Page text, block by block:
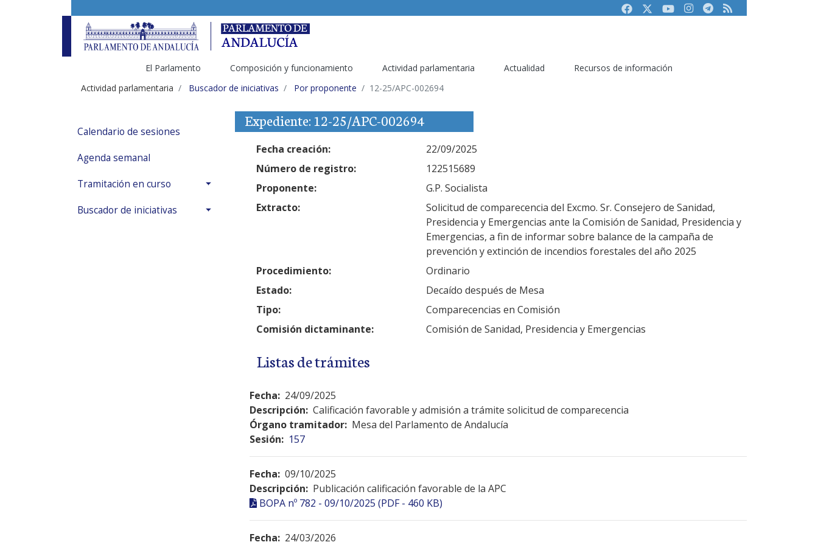
FacebookTwitterYoutubeInstagram
Telegram
RSS
El Parlamento Composición y funcionamiento Actividad parlamentaria Actualidad
Recursos de información
Actividad parlamentaria
Buscador de iniciativas Por proponente 12-25/APC-002694
Calendario de sesiones
Agenda semanal
Tramitación en curso
Buscador de iniciativas
Expediente: 12-25/APC-002694
Fecha creación:
22/09/2025
Número de registro:
122515689
Proponente:
G.P. Socialista
Extracto:
Solicitud de comparecencia del Excmo. Sr. Consejero de Sanidad,
Presidencia y Emergencias ante la Comisión de Sanidad, Presidencia y
Emergencias, a fin de informar sobre balance de la campaña de
prevención y extinción de incendios forestales del año 2025
Procedimiento:
Ordinario
Estado:
Decaído después de Mesa
Tipo:
Comparecencias en Comisión
Comisión dictaminante:
Comisión de Sanidad, Presidencia y Emergencias
Listas de trámites
Fecha: 24/09/2025
Descripción: Calificación favorable y admisión a trámite solicitud de comparecencia
Órgano tramitador: Mesa del Parlamento de Andalucía
Sesión: 157
Fecha: 09/10/2025
Descripción: Publicación calificación favorable de la APC
BOPA nº 782 - 09/10/2025 (PDF - 460 KB)
Fecha: 24/03/2026